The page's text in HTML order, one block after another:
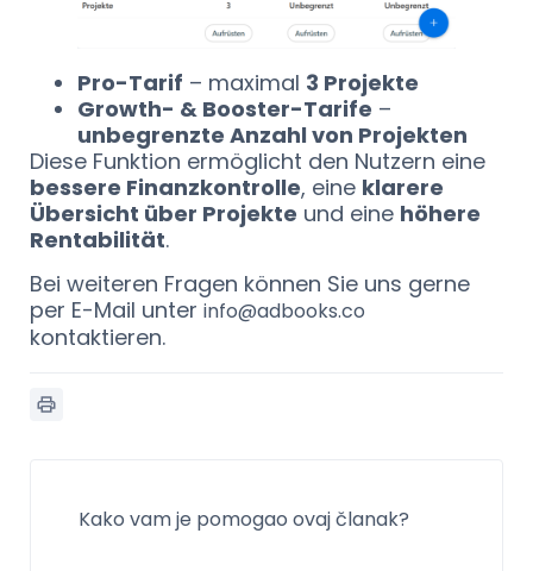
Pro-Tarif – maximal 3 Projekte
Growth- & Booster-Tarife –
unbegrenzte Anzahl von Projekten
Diese Funktion ermöglicht den Nutzern eine
bessere Finanzkontrolle, eine klarere
Übersicht über Projekte und eine höhere
Rentabilität.
Bei weiteren Fragen können Sie uns gerne
per E-Mail unter info@adbooks.co
kontaktieren.
Kako vam je pomogao ovaj članak?